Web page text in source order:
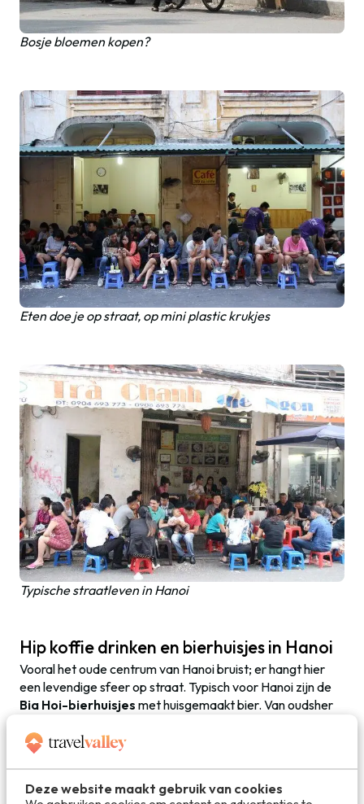
Deze website maakt gebruik van cookies
Bosje bloemen kopen?
Eten doe je op straat, op mini plastic krukjes
Typische straatleven in Hanoi
Hip koffie drinken en bierhuisjes in Hanoi
Vooral het oude centrum van Hanoi bruist; er hangt hier
een levendige sfeer op straat. Typisch voor Hanoi zijn de
Bia Hoi-bierhuisjes met huisgemaakt bier. Van oudsher
de Vietnamese temperaturen behoorlijk hoog zijn en het
bier dus snel kan bederven, vloeit bier hier dan ook rijkelijk.
deze bierhuisjes en hoe drukker het wordt, hoe meer